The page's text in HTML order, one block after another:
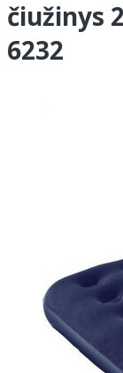
čiužinys
6232